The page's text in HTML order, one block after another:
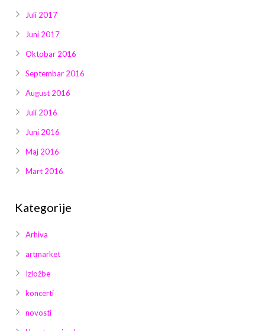
Juli 2017
Juni 2017
Oktobar 2016
Septembar 2016
August 2016
Juli 2016
Juni 2016
Maj 2016
Mart 2016
Kategorije
Arhiva
artmarket
Izložbe
koncerti
novosti